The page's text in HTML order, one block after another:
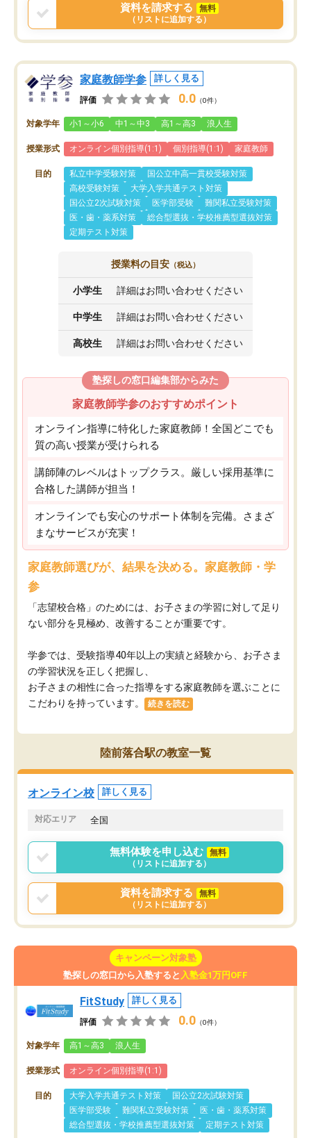
資料を請求する
無料
（リストに追加する）
家庭教師学参 詳しく見る
評価 0.0 （0件）
対象学年 小1～小6 中1～中3 高1～高3 浪人生
授業形式 オンライン個別指導(1:1) 個別指導(1:1) 家庭教師
目的 私立中学受験対策
国公立中高一貫校受験対策
高校受験対策
大学入学共通テスト対策
国公立2次試験対策
医学部受験
難関私立受験対策
医・歯・薬系対策
総合型選抜・学校推薦型選抜対策
定期テスト対策
授業料の目安 （税込）
小学生 詳細はお問い合わせください
中学生 詳細はお問い合わせください
高校生 詳細はお問い合わせください
塾探しの窓口編集部からみた
家庭教師学参のおすすめポイント
オンライン指導に特化した家庭教師！全国どこでも
質の高い授業が受けられる
講師陣のレベルはトップクラス。厳しい採用基準に
合格した講師が担当！
オンラインでも安心のサポート体制を完備。さまざ
まなサービスが充実！
家庭教師選びが、結果を決める。家庭教師・学
参
「志望校合格」のためには、お子さまの学習に対して足り
ない部分を見極め、改善することが重要です。
学参では、受験指導40年以上の実績と経験から、お子さま
の学習状況を正しく把握し、
お子さまの相性に合った指導をする家庭教師を選ぶことに
こだわりを持っています。
続きを読む
陸前落合駅の教室一覧
オンライン校 詳しく見る
対応エリア 全国
無料体験を申し込む
無料
（リストに追加する）
資料を請求する
無料
（リストに追加する）
キャンペーン対象塾
塾探しの窓口から入塾すると 入塾金1万円OFF
FitStudy 詳しく見る
評価 0.0 （0件）
対象学年 高1～高3 浪人生
授業形式 オンライン個別指導(1:1)
目的 大学入学共通テスト対策
国公立2次試験対策
医学部受験
難関私立受験対策
医・歯・薬系対策
総合型選抜・学校推薦型選抜対策
定期テスト対策